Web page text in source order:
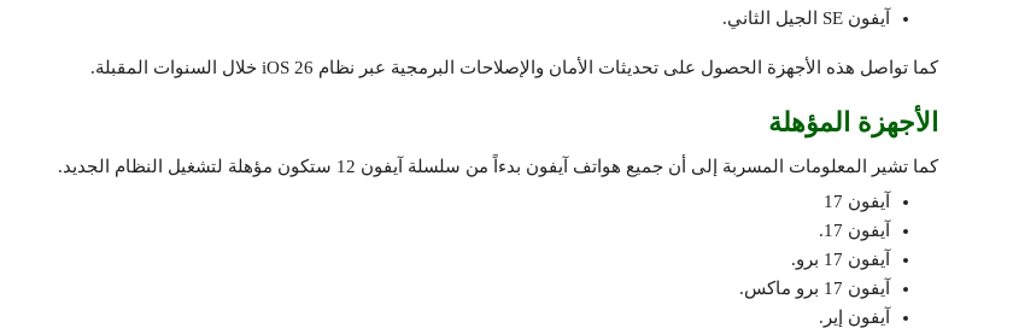
آيفون SE الجيل الثاني.
كما تواصل هذه الأجهزة الحصول على تحديثات الأمان والإصلاحات البرمجية عبر نظام iOS 26 خلال السنوات المقبلة.
الأجهزة المؤهلة
كما تشير المعلومات المسربة إلى أن جميع هواتف آيفون بدءاً من سلسلة آيفون 12 ستكون مؤهلة لتشغيل النظام الجديد.
آيفون 17
آيفون 17.
آيفون 17 برو.
آيفون 17 برو ماكس.
آيفون إير.